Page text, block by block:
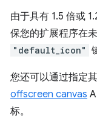
由于具有 1.5 倍或
保您的扩展程序在
"default_icon"
您还可以通过指定
offscreen canvas
标。